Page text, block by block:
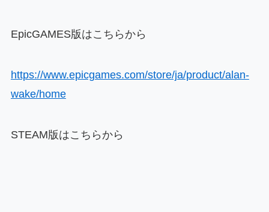
EpicGAMES版はこちらから
https://www.epicgames.com/store/ja/product/alan-
wake/home
STEAM版はこちらから